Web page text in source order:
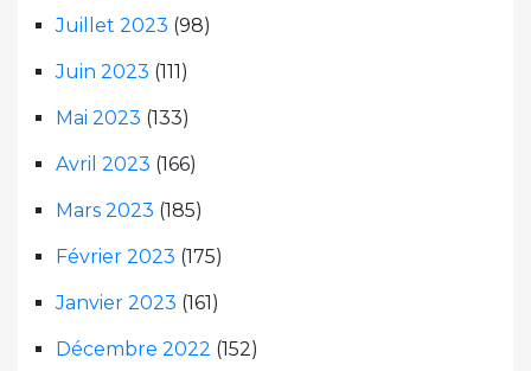
Juillet 2023 (98)
Juin 2023 (111)
Mai 2023 (133)
Avril 2023 (166)
Mars 2023 (185)
Février 2023 (175)
Janvier 2023 (161)
Décembre 2022 (152)